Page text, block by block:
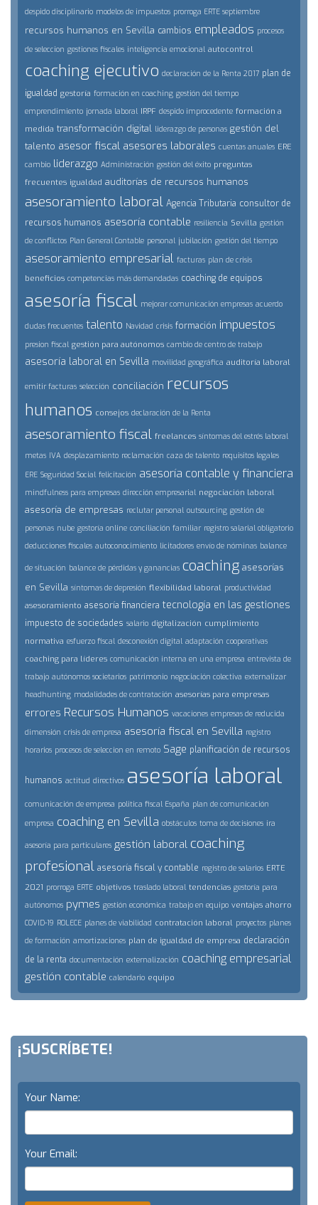
despido disciplinario modelos de impuestos prorroga ERTE septiembre
recursos humanos en Sevilla cambios empleados procesos
de seleccion gestiones fiscales inteligencia emocional autocontrol
coaching ejecutivo declaración de la Renta 2017 plan de
igualdad gestoría formación en coaching gestión del tiempo
emprendimiento jornada laboral IRPF despido improcedente formación a
medida transformación digital liderazgo de personas gestión del
talento asesor fiscal asesores laborales cuentas anuales ERE
cambio liderazgo Administración gestión del éxito preguntas
frecuentes igualdad auditorías de recursos humanos
asesoramiento laboral Agencia Tributaria consultor de
recursos humanos asesoría contable resiliencia Sevilla gestión
de conflictos Plan General Contable personal jubilación gestión del tiempo
asesoramiento empresarial facturas plan de crisis
beneficios competencias más demandadas coaching de equipos
asesoría fiscal mejorar comunicación empresas acuerdo
dudas frecuentes talento Navidad crisis formación impuestos
presion fiscal gestión para autónomos cambio de centro de trabajo
asesoría laboral en Sevilla movilidad geográfica auditoría laboral
emitir facturas selección conciliación recursos
humanos consejos declaración de la Renta
asesoramiento fiscal freelances síntomas del estrés laboral
metas IVA desplazamiento reclamación caza de talento requisitos legales
ERE Seguridad Social felicitación asesoría contable y financiera
mindfulness para empresas dirección empresarial negociación laboral
asesoría de empresas reclutar personal outsourcing gestión de
personas nube gestoría online conciliación familiar registro salarial obligatorio
deducciones fiscales autoconocimiento licitadores envío de nóminas balance
de situación balance de pérdidas y ganancias coaching asesorías
en Sevilla síntomas de depresión flexibilidad laboral productividad
asesoramiento asesoría financiera tecnología en las gestiones
impuesto de sociedades salario digitalización cumplimiento
normativa esfuerzo fiscal desconexión digital adaptación cooperativas
coaching para líderes comunicación interna en una empresa entrevista de
trabajo autónomos societarios patrimonio negociación colectiva externalizar
headhunting modalidades de contratación asesorías para empresas
errores Recursos Humanos vacaciones empresas de reducida
dimensión crisis de empresa asesoría fiscal en Sevilla registro
horarios procesos de seleccion en remoto Sage planificación de recursos
humanos actitud directivos asesoría laboral
comunicación de empresa politica fiscal España plan de comunicación
empresa coaching en Sevilla obstáculos toma de decisiones ira
asesoría para particulares gestión laboral coaching
profesional asesoría fiscal y contable registro de salarios ERTE
2021 prorroga ERTE objetivos traslado laboral tendencias gestoría para
autónomos pymes gestión económica trabajo en equipo ventajas ahorro
COVID-19 ROLECE planes de viabilidad contratación laboral proyectos planes
de formación amortizaciones plan de igualdad de empresa declaración
de la renta documentación externalización coaching empresarial
gestión contable calendario equipo
¡SUSCRÍBETE!
Your Name:
Your Email: